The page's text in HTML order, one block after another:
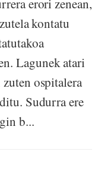
erori zenean,
kontatu
Lagunek atari
ospitalera
Sudurra ere
b...